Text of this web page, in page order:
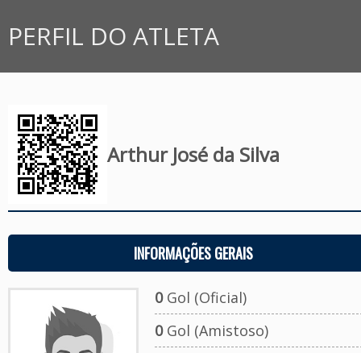
PERFIL DO ATLETA
Arthur José da Silva
INFORMAÇÕES GERAIS
0Gol (Oficial)
0Gol (Amistoso)